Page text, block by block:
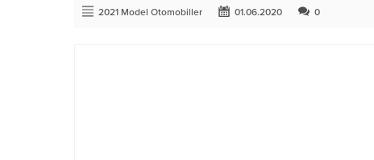
2021 Model Otomobiller 01.06.2020 0